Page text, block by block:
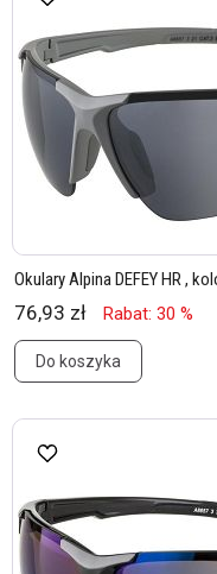
Okulary Alpina DEFEY HR ,
76,93 zł Rabat: 30 %
Do koszyka